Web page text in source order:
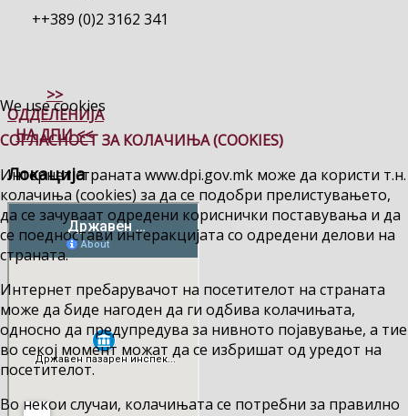
++389 (0)2 3162 341
>>
ОДДЕЛЕНИЈА
НА ДПИ <<
Локација
We use cookies
СОГЛАСНОСТ ЗА КОЛАЧИЊА (COOKIES)
Интернет страната www.dpi.gov.mk може да користи т.н.
колачиња (cookies) за да се подобри прелистувањето,
да се зачуваат одредени кориснички поставувања и да
се поедностави интеракцијата со одредени делови на
страната.
Интернет пребарувачот на посетителот на страната
може да биде нагоден да ги одбива колачињата,
односно да предупредува за нивното појавување, а тие
во секој момент можат да се избришат од уредот на
посетителот.
Во некои случаи, колачињата се потребни за правилно